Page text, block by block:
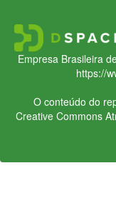
Empresa Brasileira
https://
O conteúdo do
Creative Commons